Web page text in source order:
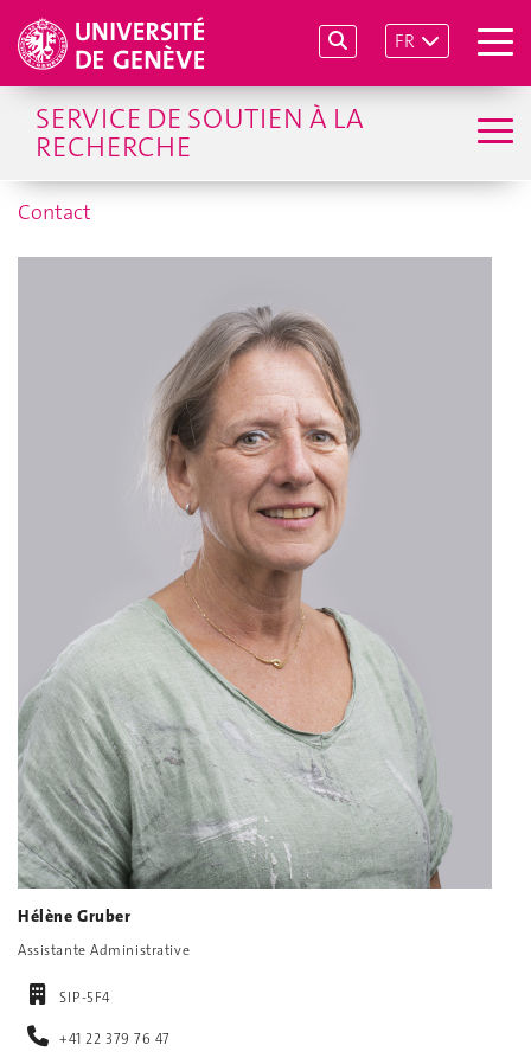
FR
SERVICE DE SOUTIEN À LA
RECHERCHE
Contact
Hélène Gruber
Assistante Administrative
SIP-5F4
+41 22 379 76 47